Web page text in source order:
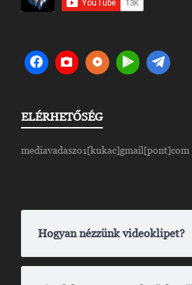
ELÉRHETŐSÉG
mediavadasz01[kukac]gmail[pont]com
Hogyan nézzünk videoklipet?